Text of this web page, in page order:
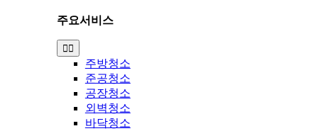
주요서비스
Toggle
Navigation
주방청소
준공청소
공장청소
외벽청소
바닥청소